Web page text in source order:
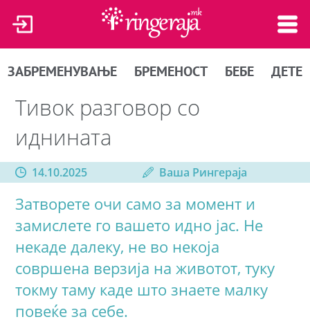
ЗАБРЕМЕНУВАЊЕ БРЕМЕНОСТ БЕБЕ ДЕТЕ
Тивок разговор со
иднината
14.10.2025 Ваша Рингераја
Затворете очи само за момент и
замислете го вашето идно јас. Не
некаде далеку, не во некоја
совршена верзија на животот, туку
токму таму каде што знаете малку
повеќе за себе.